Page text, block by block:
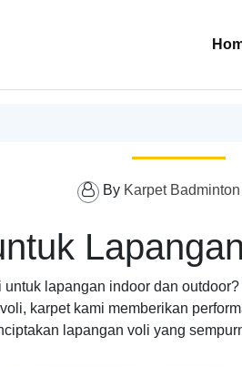
By Karpet Badminton
lapangan indoor dan
karpet kami memberikan
lapangan voli yang